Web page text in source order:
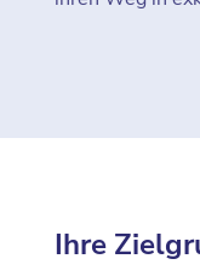
Ihre